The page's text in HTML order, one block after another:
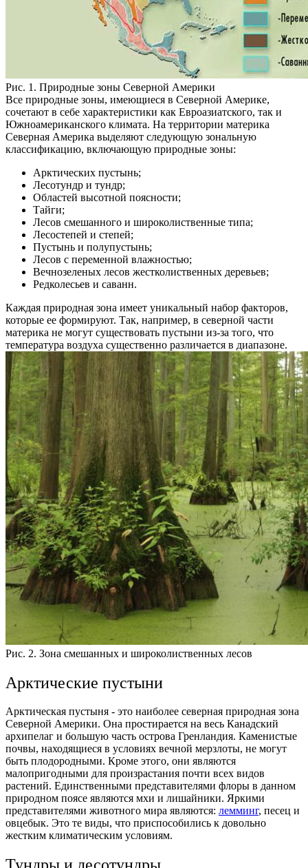
Рис. 1. Природные зоны Северной Америки
Все природные зоны, имеющиеся в Северной Америке,
сочетают в себе характеристики как Евроазиатского, так и
Южноамериканского климата. На территории материка
Северная Америка выделяют следующую зональную
классификацию, включающую природные зоны:
Арктических пустынь;
Лесотундр и тундр;
Областей высотной поясности;
Тайги;
Лесов смешанного и широколиственные типа;
Лесостепей и степей;
Пустынь и полупустынь;
Лесов с переменной влажностью;
Вечнозеленых лесов жестколиственных деревьев;
Редколесьев и саванн.
Каждая природная зона имеет уникальный набор факторов,
которые ее формируют. Так, например, в северной части
материка не могут существовать пустыни из-за того, что
температура воздуха существенно различается в диапазоне.
Рис. 2. Зона смешанных и широколиственных лесов
Арктические пустыни
Арктическая пустыня - это наиболее северная природная зона
Северной Америки. Она простирается на весь Канадский
архипелаг и большую часть острова Гренландия. Каменистые
почвы, находящиеся в условиях вечной мерзлоты, не могут
быть плодородными. Кроме этого, они являются
малопригодными для произрастания почти всех видов
растений. Единственными представителями флоры в данном
природном поясе являются мхи и лишайники. Яркими
представителями животного мира являются: лемминг, песец и
овцебык. Это те виды, что приспособились к довольно
жестким климатическим условиям.